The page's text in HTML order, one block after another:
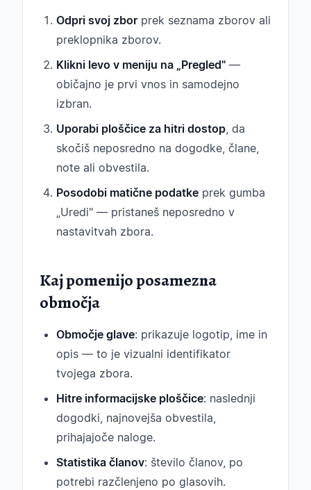
Odpri svoj zbor prek seznama zborov ali
preklopnika zborov.
Klikni levo v meniju na „Pregled" —
običajno je prvi vnos in samodejno
izbran.
Uporabi ploščice za hitri dostop, da
skočiš neposredno na dogodke, člane,
note ali obvestila.
Posodobi matične podatke prek gumba
„Uredi" — pristaneš neposredno v
nastavitvah zbora.
Kaj pomenijo posamezna
območja
Območje glave: prikazuje logotip, ime in
opis — to je vizualni identifikator
tvojega zbora.
Hitre informacijske ploščice: naslednji
dogodki, najnovejša obvestila,
prihajajoče naloge.
Statistika članov: število članov, po
potrebi razčlenjeno po glasovih.